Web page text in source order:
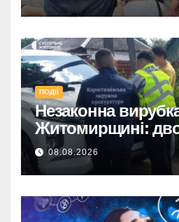
ПОДІЇ
Незаконна
Житомирщині:
підозрюваних
на 34+ млн грн.
08.08.2026